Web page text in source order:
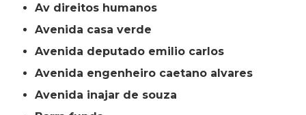
av direitos humanos
avenida casa verde
avenida deputado emilio carlos
avenida engenheiro caetano alvares
avenida inajar de souza